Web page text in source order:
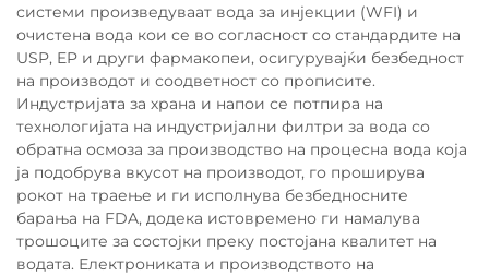
системи произведуваат вода за инјекции (WFI) и
очистена вода кои се во согласност со стандардите на
USP, EP и други фармакопеи, осигурувајќи безбедност
на производот и соодветност со прописите.
Индустријата за храна и напои се потпира на
технологијата на индустријални филтри за вода со
обратна осмоза за производство на процесна вода која
ја подобрува вкусот на производот, го проширува
рокот на траење и ги исполнува безбедносните
барања на FDA, додека истовремено ги намалува
трошоците за состојки преку постојана квалитет на
водата. Електрониката и производството на